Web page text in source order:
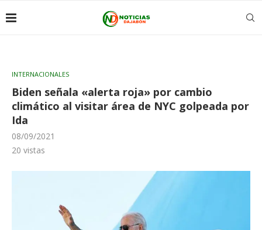
INTERNACIONALES
Biden señala «alerta roja» por cambio
climático al visitar área de NYC golpeada por
Ida
08/09/2021
20 vistas